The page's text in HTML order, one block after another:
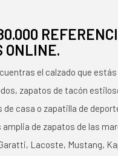
ONLINE.
el calzado que
zapatos de tacón
de casa o zapatilla de
de zapatos de las
Lacoste, Mustang,